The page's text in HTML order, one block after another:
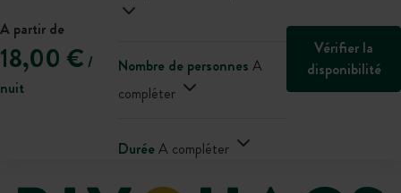
A partir de
18,00 € /
nuit
Nombre de personnes A
compléter
DuréeA compléter
Vérifier la
disponibilité